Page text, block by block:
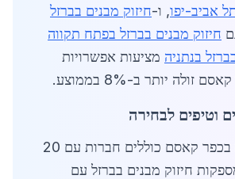
אביב-יפו, ו-חיזוק מבנים בברזל
חיזוק מבנים בברזל בפתח תקווה
בנתניה מציעות אפשרויות
יותר ב-8% בממוצע.
וטיפים לבחירה
ספקים מובילים בכפר קאסם כוללים חברות עם 20
חיזוק מבנים בברזל עם